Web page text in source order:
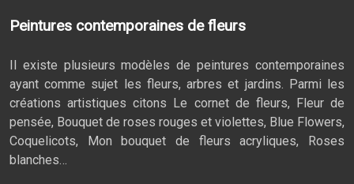
Peintures contemporaines de fleurs
Il existe plusieurs modèles de peintures contemporaines
ayant comme sujet les fleurs, arbres et jardins. Parmi les
créations artistiques citons Le cornet de fleurs, Fleur de
pensée, Bouquet de roses rouges et violettes, Blue Flowers,
Coquelicots, Mon bouquet de fleurs acryliques, Roses
blanches…